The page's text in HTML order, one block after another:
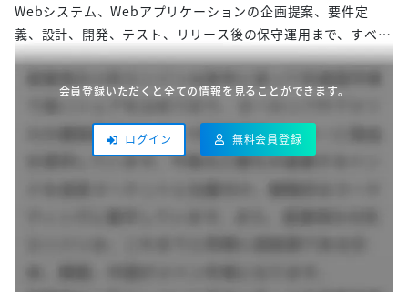
Webシステム、Webアプリケーションの企画提案、要件定
義、設計、開発、テスト、リリース後の保守運用まで、すべて
の工程を自社内で受託開発しています。
し、業務経験を重ね、ご自身の適性や希望に合わせて様々な専
門分野で活躍してください。
当社は『人材が財産』であり、社員個人の専門性を活かし、集
総合職からスタートし、基礎的な能力を身に付けた上で、自ら
アップしていきます。
会員登録いただくと全ての情報を見ることができます。
ログイン 無料会員登録